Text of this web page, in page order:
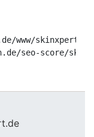
www/
seo-score/